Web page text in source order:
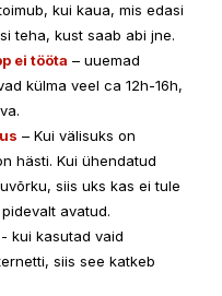
kui kaua, mis edasi
teha, kust saab abi jne.
ei tööta – uuemad
külma veel ca 12h-16h,
– Kui välisuks on
hästi. Kui ühendatud
siis uks kas ei tule
avatud.
- kui kasutad vaid
siis see katkeb